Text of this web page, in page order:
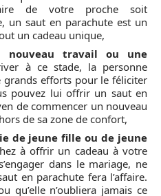
de votre proche soit
un saut en parachute est un
un cadeau unique,
nouveau travail ou une
à ce stade, la personne
grands efforts pour le féliciter
pouvez lui offrir un saut en
de commencer un nouveau
de sa zone de confort,
de jeune fille ou de jeune
à offrir un cadeau à votre
dans le mariage, ne
en parachute fera l’affaire.
qu’elle n’oubliera jamais ce